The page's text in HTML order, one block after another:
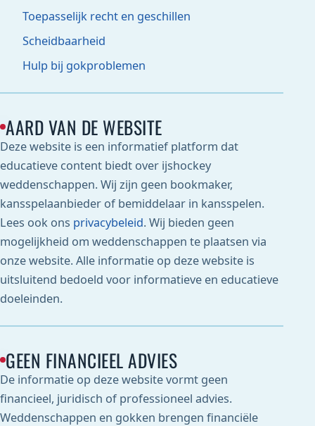
Toepasselijk recht en geschillen
Scheidbaarheid
Hulp bij gokproblemen
AARD VAN DE WEBSITE
Deze website is een informatief platform dat
educatieve content biedt over ijshockey
weddenschappen. Wij zijn geen bookmaker,
kansspelaanbieder of bemiddelaar in kansspelen.
Lees ook ons privacybeleid. Wij bieden geen
mogelijkheid om weddenschappen te plaatsen via
onze website. Alle informatie op deze website is
uitsluitend bedoeld voor informatieve en educatieve
doeleinden.
GEEN FINANCIEEL ADVIES
De informatie op deze website vormt geen
financieel, juridisch of professioneel advies.
Weddenschappen en gokken brengen financiële